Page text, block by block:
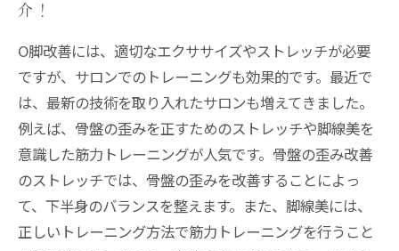
介！
O脚改善には、適切なエクササイズやストレッチが必要
ですが、サロンでのトレーニングも効果的です。最近で
は、最新の技術を取り入れたサロンも増えてきました。
例えば、骨盤の歪みを正すためのストレッチや脚線美を
意識した筋力トレーニングが人気です。骨盤の歪み改善
のストレッチでは、骨盤の歪みを改善することによっ
て、下半身のバランスを整えます。また、脚線美には、
正しいトレーニング方法で筋力トレーニングを行うこと